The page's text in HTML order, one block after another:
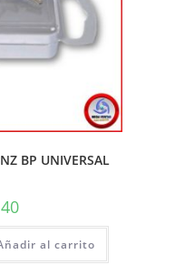
BP UNIVERSAL
al carrito